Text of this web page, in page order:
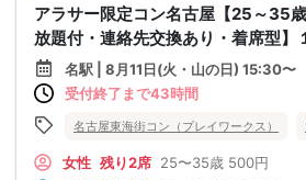
アラサー限定コン名古屋【25～35
放題付・連絡先交換あり・着席型】
名駅 | 8月11日(火・山の日) 15:30〜
受付終了まで43時間
名古屋東海街コン（プレイワークス）
女性 残り2席 25〜35歳 500円